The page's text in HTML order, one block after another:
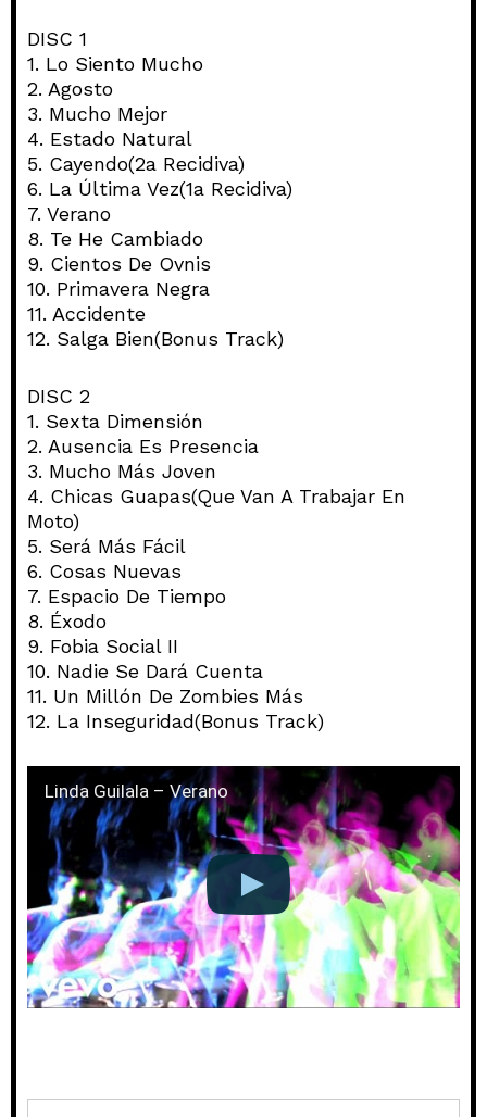
DISC 1
1. Lo Siento Mucho
2. Agosto
3. Mucho Mejor
4. Estado Natural
5. Cayendo(2a Recidiva)
6. La Última Vez(1a Recidiva)
7. Verano
8. Te He Cambiado
9. Cientos De Ovnis
10. Primavera Negra
11. Accidente
12. Salga Bien(Bonus Track)
DISC 2
1. Sexta Dimensión
2. Ausencia Es Presencia
3. Mucho Más Joven
4. Chicas Guapas(Que Van A Trabajar En
Moto)
5. Será Más Fácil
6. Cosas Nuevas
7. Espacio De Tiempo
8. Éxodo
9. Fobia Social II
10. Nadie Se Dará Cuenta
11. Un Millón De Zombies Más
12. La Inseguridad(Bonus Track)
Linda Guilala – Verano